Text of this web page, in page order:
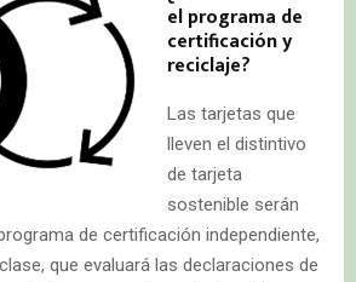
el programa de
certificación y
reciclaje?
Las tarjetas que
lleven el distintivo
de tarjeta
sostenible serán
de certificación independiente,
que evaluará las declaraciones de